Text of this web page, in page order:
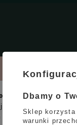
Format GROW
duże. Model ten
najwyższym poziomie.
Dbamy o
Sklep korzysta
warunki